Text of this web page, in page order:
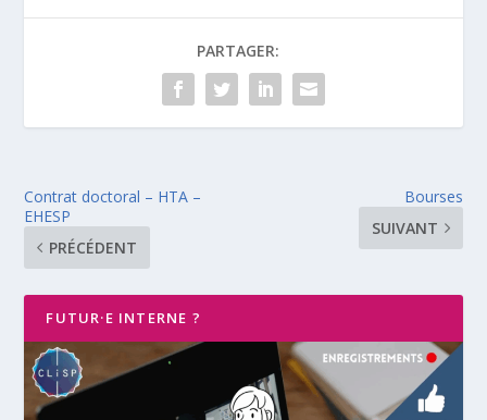
PARTAGER:
Contrat doctoral – HTA –
EHESP
PRÉCÉDENT
Bourses
SUIVANT
FUTUR·E INTERNE ?